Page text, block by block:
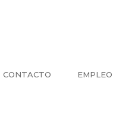
CONTACTO EMPLEO